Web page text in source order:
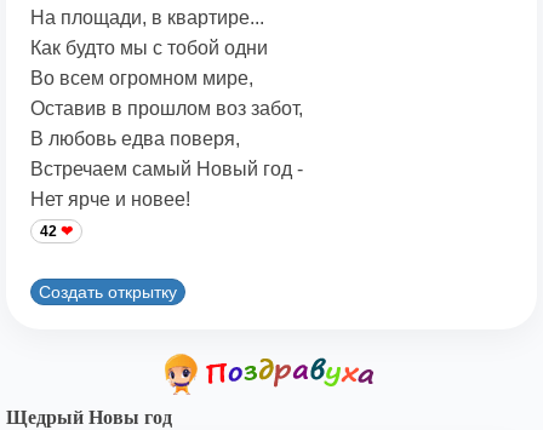
На площади, в квартире...
Как будто мы с тобой одни
Во всем огромном мире,
Оставив в прошлом воз забот,
В любовь едва поверя,
Встречаем самый Новый год -
Нет ярче и новее!
42
Создать открытку
Щедрый Новы год